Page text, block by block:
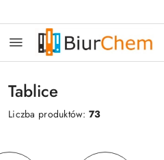
Tablice
Liczba produktów:73